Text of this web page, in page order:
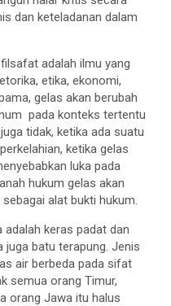
dan keteladanan dalam
adalah ilmu yang
etika, ekonomi,
gelas akan berubah
pada konteks tertentu
tidak, ketika ada suatu
ketika gelas
luka pada
hukum gelas akan
alat bukti hukum.
keras padat dan
juga batu terapung. Jenis
air berbeda pada sifat
semua orang Timur,
orang Jawa itu halus